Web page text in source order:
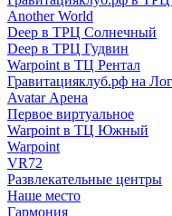
Another World
Deep в ТРЦ Солнечный
Deep в ТРЦ Гудвин
Warpoint в ТЦ Рентал
Гравитацияклуб.рф на
Avatar Арена
Первое виртуальное
Warpoint в ТЦ Южный
Warpoint
VR72
Развлекательные центры
Наше место
Гармония